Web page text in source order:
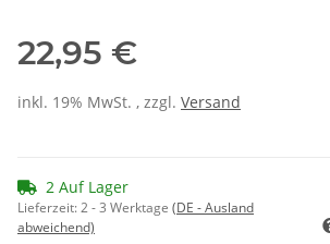
22,95 €
inkl. 19% MwSt. , zzgl. Versand
2 Auf Lager
Lieferzeit:2 - 3 Werktage (DE - Ausland
abweichend)